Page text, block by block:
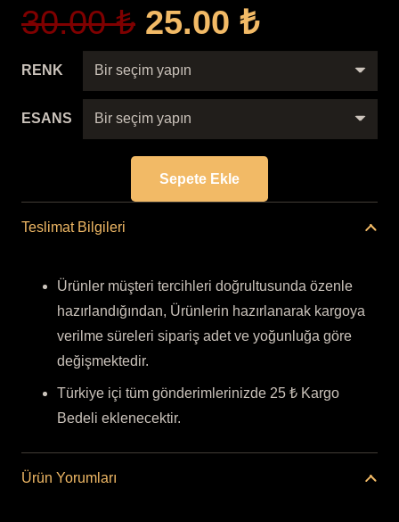
30.00₺ Orijinal
fiyat:
30.00 ₺.
25.00 ₺Şu
andaki
25.00 ₺.
RENK
ESANS
TAVŞAN
Sepete Ekle
Teslimat Bilgileri
Ürünler müşteri tercihleri doğrultusunda özenle
hazırlandığından, Ürünlerin hazırlanarak kargoya
verilme süreleri sipariş adet ve yoğunluğa göre
değişmektedir.
Türkiye içi tüm gönderimlerinizde 25 ₺ Kargo
Bedeli eklenecektir.
Ürün Yorumları